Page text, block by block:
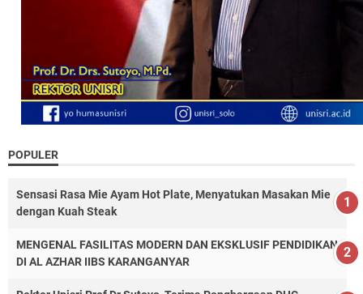
POPULER
Sensasi Rasa Mie Ayam Hot Plate, Menyatukan Masakan Mie
dengan Kuah Steak
MENGENAL FASILITAS MODERN DAN EKSKLUSIF PENDIDIKAN
DI AL AZHAR IIBS KARANGANYAR